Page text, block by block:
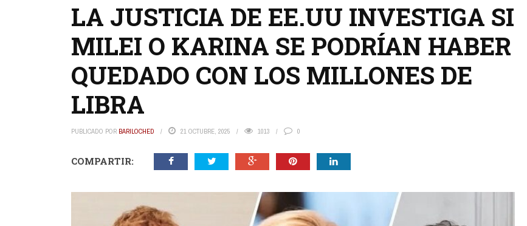
LA JUSTICIA DE EE.UU INVESTIGA SI
MILEI O KARINA SE PODRÍAN HABER
QUEDADO CON LOS MILLONES DE
LIBRA
PUBLICADO POR BARILOCHED 21 OCTUBRE, 2025 1013 0
COMPARTIR: